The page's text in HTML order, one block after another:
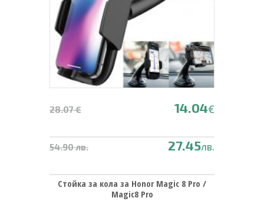
28.07 € 14.04€
54.90 лв. 27.45лв.
Стойка за кола за Honor Magic 8 Pro /
Magic8 Pro